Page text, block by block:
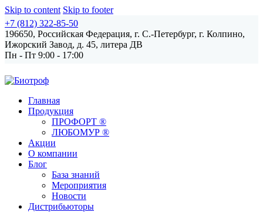
Skip to content Skip to footer
+7 (812) 322-85-50
196650, Российская Федерация, г. С.-Петербург, г. Колпино,
Ижорский Завод, д. 45, литера ДВ
Пн - Пт 9:00 - 17:00
Главная
Продукция
ПРОФОРТ ®
ЛЮБОМУР ®
Акции
О компании
Блог
База знаний
Мероприятия
Новости
Дистрибьюторы